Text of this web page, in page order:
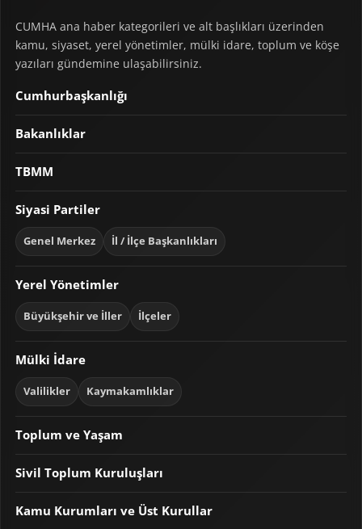
CUMHA ana haber kategorileri ve alt başlıkları üzerinden
kamu, siyaset, yerel yönetimler, mülki idare, toplum ve köşe
yazıları gündemine ulaşabilirsiniz.
Cumhurbaşkanlığı
Bakanlıklar
TBMM
Siyasi Partiler
Genel Merkez İl / İlçe Başkanlıkları
Yerel Yönetimler
Büyükşehir ve İller İlçeler
Mülki İdare
Valilikler Kaymakamlıklar
Toplum ve Yaşam
Sivil Toplum Kuruluşları
Kamu Kurumları ve Üst Kurullar